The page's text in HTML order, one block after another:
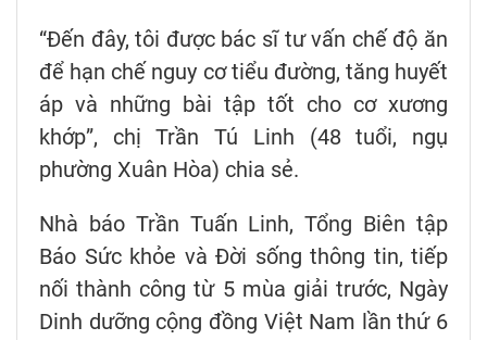
“Đến đây, tôi được bác sĩ tư vấn chế độ ăn
để hạn chế nguy cơ tiểu đường, tăng huyết
áp và những bài tập tốt cho cơ xương
khớp”, chị Trần Tú Linh (48 tuổi, ngụ
phường Xuân Hòa) chia sẻ.
Nhà báo Trần Tuấn Linh, Tổng Biên tập
Báo Sức khỏe và Đời sống thông tin, tiếp
nối thành công từ 5 mùa giải trước, Ngày
Dinh dưỡng cộng đồng Việt Nam lần thứ 6